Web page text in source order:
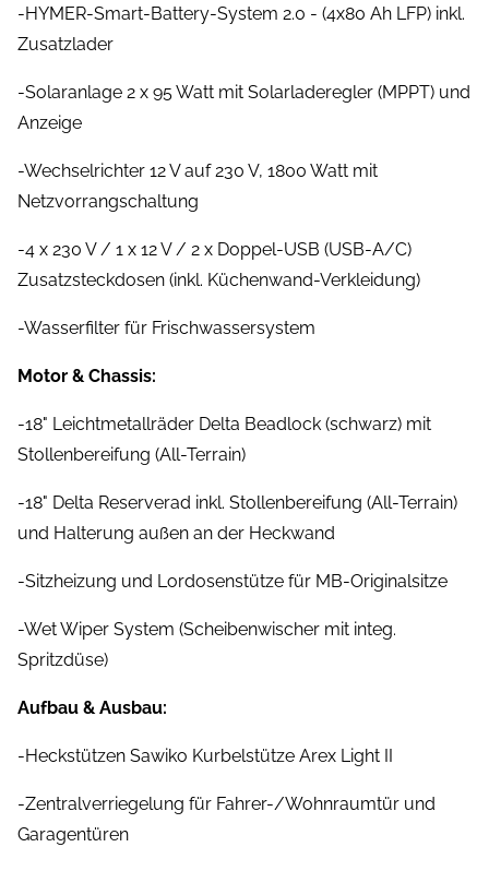
-HYMER-Smart-Battery-System 2.0 - (4x80 Ah LFP) inkl.
Zusatzlader
-Solaranlage 2 x 95 Watt mit Solarladeregler (MPPT) und
Anzeige
-Wechselrichter 12 V auf 230 V, 1800 Watt mit
Netzvorrangschaltung
-4 x 230 V / 1 x 12 V / 2 x Doppel-USB (USB-A/C)
Zusatzsteckdosen (inkl. Küchenwand-Verkleidung)
-Wasserfilter für Frischwassersystem
Motor & Chassis:
-18" Leichtmetallräder Delta Beadlock (schwarz) mit
Stollenbereifung (All-Terrain)
-18" Delta Reserverad inkl. Stollenbereifung (All-Terrain)
und Halterung außen an der Heckwand
-Sitzheizung und Lordosenstütze für MB-Originalsitze
-Wet Wiper System (Scheibenwischer mit integ.
Spritzdüse)
Aufbau & Ausbau:
-Heckstützen Sawiko Kurbelstütze Arex Light II
-Zentralverriegelung für Fahrer-/Wohnraumtür und
Garagentüren